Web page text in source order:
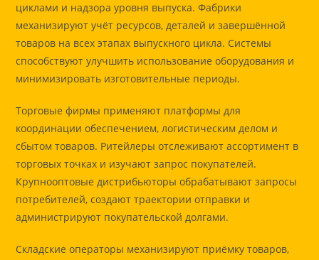
циклами и надзора уровня выпуска. Фабрики
механизируют учёт ресурсов, деталей и завершённой
товаров на всех этапах выпускного цикла. Системы
способствуют улучшить использование оборудования и
минимизировать изготовительные периоды.
Торговые фирмы применяют платформы для
координации обеспечением, логистическим делом и
сбытом товаров. Ритейлеры отслеживают ассортимент в
торговых точках и изучают запрос покупателей.
Крупнооптовые дистрибьюторы обрабатывают запросы
потребителей, создают траектории отправки и
администрируют покупательской долгами.
Складские операторы механизируют приёмку товаров,